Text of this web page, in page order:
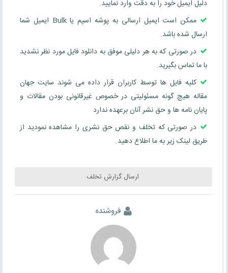
دلیل ایمیل خود را به دقت وارد نمایید.
ممکن است ایمیل ارسالی به پوشه اسپم یا Bulk ایمیل شما
ارسال شده باشد.
در صورتی که به هر دلیلی موفق به دانلود فایل مورد نظر نشدید
با ما تماس بگیرید.
کلیه فایل ها توسط کاربران قرار داده می شوند سایت جهان
مقاله هیچ گونه مسئولیتی در خصوص غیرقانونی بودن مقالات و
پایان نامه ها و حق نشر آنان برعهده ندارد
در صورتی که تخلف و نقص حق نشری را مشاهده نمودید از
طریق لینک زیر به ما اطلاع دهید.
ارسال گزارش تخلف
فروشنده